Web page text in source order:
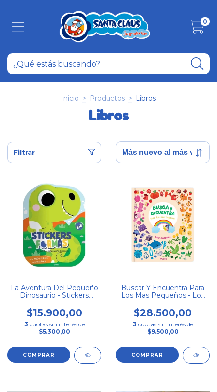
0
Inicio > Productos > Libros
Libros
Filtrar
La Aventura Del Pequeño
Dinosaurio - Stickers
$15.900,00
3 cuotas sin interés de
$5.300,00
Buscar Y Encuentra Para
Los Mas Pequeños - Los
$28.500,00
3 cuotas sin interés de
$9.500,00